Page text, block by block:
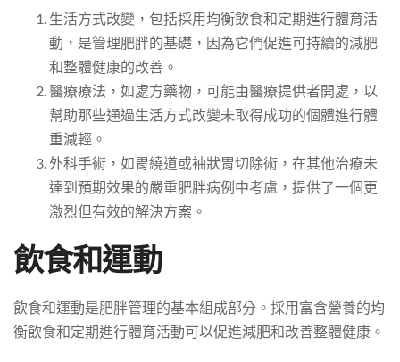
生活方式改變，包括採用均衡飲食和定期進行體育活
動，是管理肥胖的基礎，因為它們促進可持續的減肥
和整體健康的改善。
醫療療法，如處方藥物，可能由醫療提供者開處，以
幫助那些通過生活方式改變未取得成功的個體進行體
重減輕。
外科手術，如胃繞道或袖狀胃切除術，在其他治療未
達到預期效果的嚴重肥胖病例中考慮，提供了一個更
激烈但有效的解決方案。
飲食和運動
飲食和運動是肥胖管理的基本組成部分。採用富含營養的均
衡飲食和定期進行體育活動可以促進減肥和改善整體健康。